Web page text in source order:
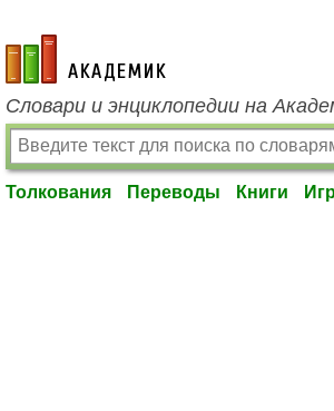
academic.ru
Словари и энциклопедии на
Толкования Переводы Книги